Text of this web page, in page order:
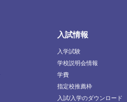
入試情報
入学試験
学校説明会情報
学費
指定校推薦枠
入試/入学のダウンロード